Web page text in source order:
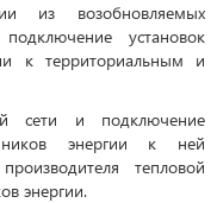
из возобновляемых
установок
к территориальным и
сети и подключение
энергии к ней
тепловой
энергии.